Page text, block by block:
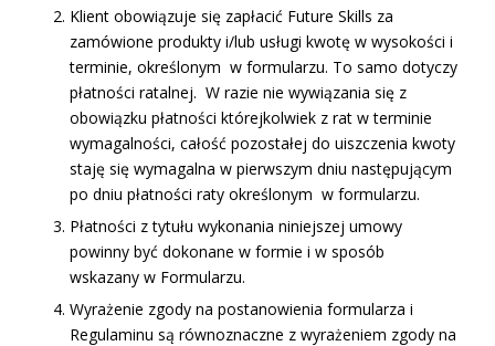
Klient obowiązuje się zapłacić Future Skills za
zamówione produkty i/lub usługi kwotę w wysokości i
terminie, określonym w formularzu. To samo dotyczy
płatności ratalnej. W razie nie wywiązania się z
obowiązku płatności którejkolwiek z rat w terminie
wymagalności, całość pozostałej do uiszczenia kwoty
staję się wymagalna w pierwszym dniu następującym
po dniu płatności raty określonym w formularzu.
Płatności z tytułu wykonania niniejszej umowy
powinny być dokonane w formie i w sposób
wskazany w Formularzu.
Wyrażenie zgody na postanowienia formularza i
Regulaminu są równoznaczne z wyrażeniem zgody na